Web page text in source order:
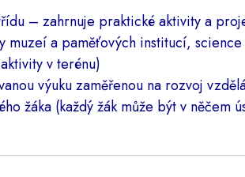
– zahrnuje praktické aktivity a
muzeí a paměťových institucí,
v terénu)
výuku zaměřenou na rozvoj
žáka (každý žák může být v něčem